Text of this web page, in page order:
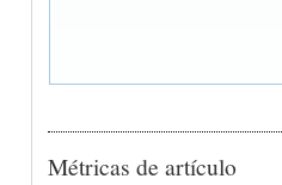
Métricas de artículo